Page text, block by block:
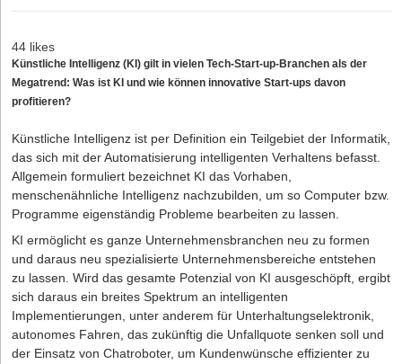
44 likes
Künstliche Intelligenz (KI) gilt in vielen Tech-Start-up-Branchen als der
Megatrend: Was ist KI und wie können innovative Start-ups davon
profitieren?
Künstliche Intelligenz ist per Definition ein Teilgebiet der Informatik,
das sich mit der Automatisierung intelligenten Verhaltens befasst.
Allgemein formuliert bezeichnet KI das Vorhaben,
menschenähnliche Intelligenz nachzubilden, um so Computer bzw.
Programme eigenständig Probleme bearbeiten zu lassen.
KI ermöglicht es ganze Unternehmensbranchen neu zu formen
und daraus neu spezialisierte Unternehmensbereiche entstehen
zu lassen. Wird das gesamte Potenzial von KI ausgeschöpft, ergibt
sich daraus ein breites Spektrum an intelligenten
Implementierungen, unter anderem für Unterhaltungselektronik,
autonomes Fahren, das zukünftig die Unfallquote senken soll und
der Einsatz von Chatroboter, um Kundenwünsche effizienter zu